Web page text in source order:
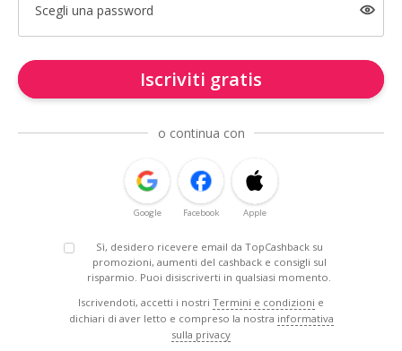
Scegli una password
Iscriviti gratis
o continua con
Google Facebook Apple
Sì, desidero ricevere email da TopCashback su
promozioni, aumenti del cashback e consigli sul
risparmio. Puoi disiscriverti in qualsiasi momento.
Iscrivendoti, accetti i nostri Termini e condizioni e
dichiari di aver letto e compreso la nostra informativa
sulla privacy